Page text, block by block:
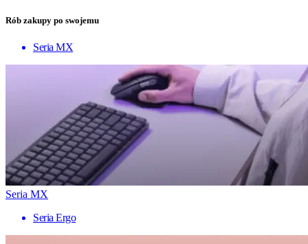
Rób zakupy po swojemu
Seria MX
Seria MX
Seria Ergo